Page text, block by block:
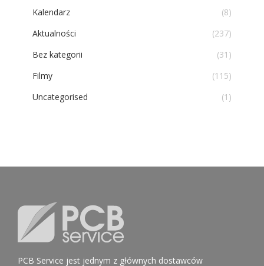
Kalendarz
(8)
Aktualności
(237)
Bez kategorii
(31)
Filmy
(115)
Uncategorised
(1)
PCB Service jest jednym z głównych dostawców